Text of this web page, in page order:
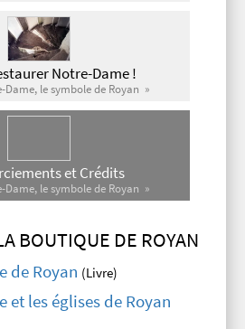
Notre-Dame !
Dame, le symbole de Royan »
et Crédits
Dame, le symbole de Royan »
BOUTIQUE DE ROYAN
de Royan (Livre)
et les églises de Royan